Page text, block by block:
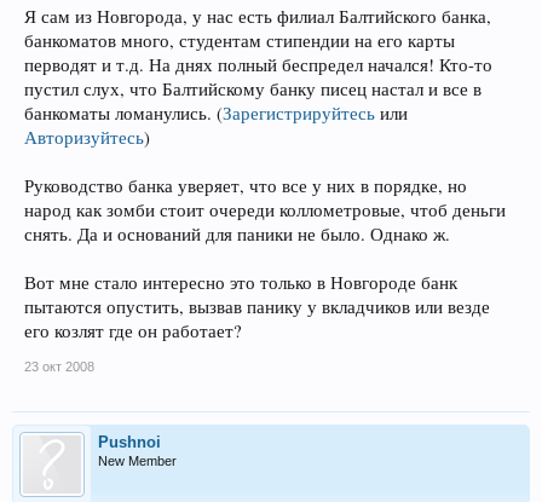
Я сам из Новгорода, у нас есть филиал Балтийского банка,
банкоматов много, студентам стипендии на его карты
перводят и т.д. На днях полный беспредел начался! Кто-то
пустил слух, что Балтийскому банку писец настал и все в
банкоматы ломанулись. (Зарегистрируйтесь или
Авторизуйтесь)
Руководство банка уверяет, что все у них в порядке, но
народ как зомби стоит очереди коллометровые, чтоб деньги
снять. Да и оснований для паники не было. Однако ж.
Вот мне стало интересно это только в Новгороде банк
пытаются опустить, вызвав панику у вкладчиков или везде
его козлят где он работает?
23 окт 2008
Pushnoi
New Member